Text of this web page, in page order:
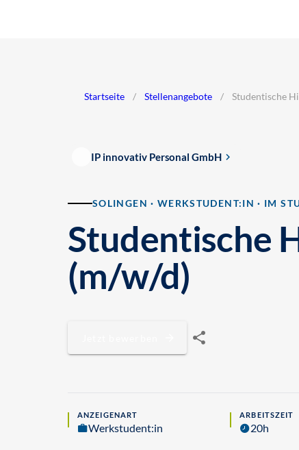
Startseite / Stellenangebote / Studentische
IP innovativ Personal GmbH
SOLINGEN · WERKSTUDENT:IN · IM
Studentische
(m/w/d)
ANZEIGENART
Werkstudent:in
ARBEITSZEIT
20h